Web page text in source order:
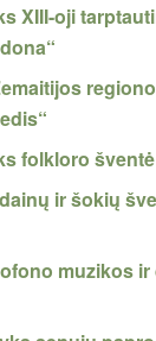
XIII-oji
folkloro
ir šokių
muzikos ir